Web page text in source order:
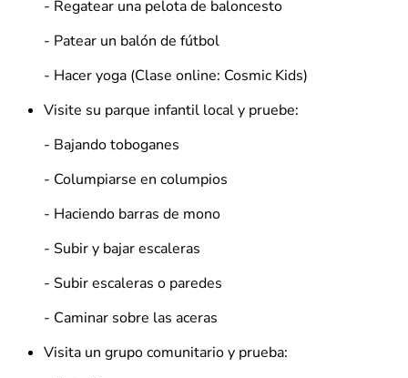
- Regatear una pelota de baloncesto
- Patear un balón de fútbol
- Hacer yoga (Clase online: Cosmic Kids)
Visite su parque infantil local y pruebe:
- Bajando toboganes
- Columpiarse en columpios
- Haciendo barras de mono
- Subir y bajar escaleras
- Subir escaleras o paredes
- Caminar sobre las aceras
Visita un grupo comunitario y prueba: